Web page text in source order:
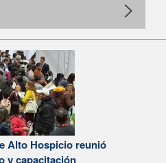
Alto Hospicio reunió
y capacitación